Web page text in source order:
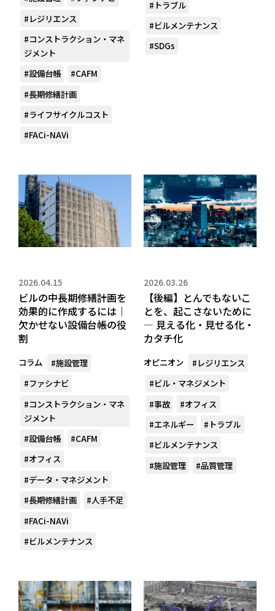
#レジリエンス
#コンストラクション・マネ
ジメント
#設備台帳
#CAFM
#長期修繕計画
#ライフサイクルコスト
#FACi-NAVi
#トラブル
#ビルメンテナンス
#SDGs
2026.04.15
ビルの中長期修繕計画を
効果的に作成するには｜
欠かせない設備台帳の役
割
コラム
#施設管理
#ファシナビ
#コンストラクション・マネ
ジメント
#設備台帳
#CAFM
#オフィス
#データ・マネジメント
#長期修繕計画
#人手不足
#FACi-NAVi
#ビルメンテナンス
2026.03.26
【後編】とんでもないこ
とを、起こさないために
― 見える化・見せる化・
カタチ化
オピニオン
#レジリエンス
#ビル・マネジメント
#事故
#オフィス
#エネルギー
#トラブル
#ビルメンテナンス
#施設管理
#品質管理